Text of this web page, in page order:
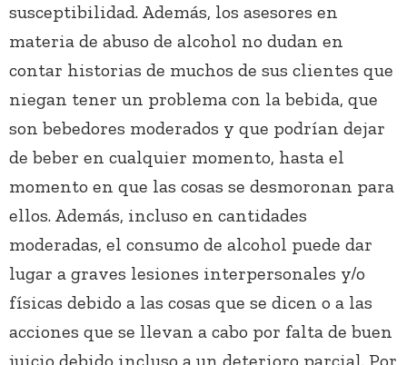
susceptibilidad. Además, los asesores en
materia de abuso de alcohol no dudan en
contar historias de muchos de sus clientes que
niegan tener un problema con la bebida, que
son bebedores moderados y que podrían dejar
de beber en cualquier momento, hasta el
momento en que las cosas se desmoronan para
ellos. Además, incluso en cantidades
moderadas, el consumo de alcohol puede dar
lugar a graves lesiones interpersonales y/o
físicas debido a las cosas que se dicen o a las
acciones que se llevan a cabo por falta de buen